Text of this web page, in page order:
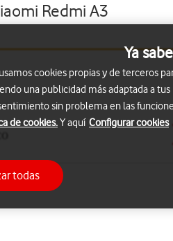
Redmi A3
Ya
cookies propias y de terceros
una publicidad más adaptada a
sin problema en las
de cookies.Y aquí Configurar cookies
todas